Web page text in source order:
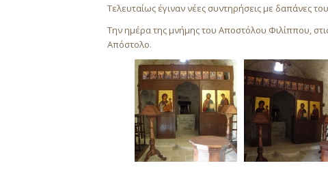
Τελευταίως έγιναν νέες συντηρήσεις με δαπάνες
Την ημέρα της μνήμης του Αποστόλου Φιλίππου,
Απόστολο.